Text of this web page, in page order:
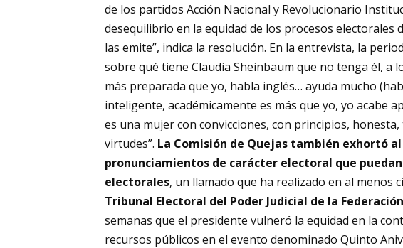
de los partidos Acción Nacional y Revolucionario
desequilibrio en la equidad de los procesos electorales
las emite”, indica la resolución. En la entrevista, la
sobre qué tiene Claudia Sheinbaum que no tenga él, a
más preparada que yo, habla inglés… ayuda mucho
inteligente, académicamente es más que yo, yo acabe
es una mujer con convicciones, con principios,
virtudes”. La Comisión de Quejas también exhortó
pronunciamientos de carácter electoral que
electorales, un llamado que ha realizado en al menos
Tribunal Electoral del Poder Judicial de la Federación
semanas que el presidente vulneró la equidad en la
recursos públicos en el evento denominado Quinto